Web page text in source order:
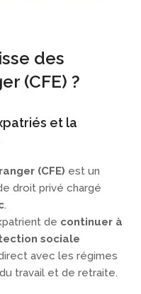
des
(CFE) ?
et la
(CFE) est un
droit privé chargé
.
de continuer à
sociale
avec les régimes
travail et de retraite.